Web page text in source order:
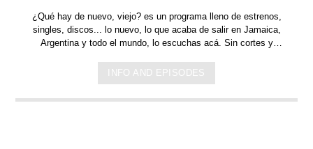
¿Qué hay de nuevo, viejo?es un programa lleno de estrenos,
singles, discos... lo nuevo, lo que acaba de salir enJamaica,
Argentina y todo el mundo, lo escuchas acá. Sin cortes y
INFO AND EPISODES